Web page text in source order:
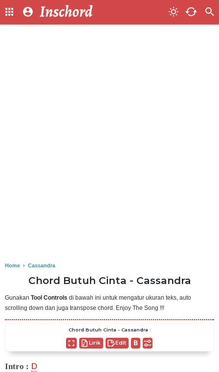
Home › Cassandra
Chord Butuh Cinta - Cassandra
Gunakan Tool Controls di bawah ini untuk mengatur ukuran teks, auto
scrolling down dan juga transpose chord. Enjoy The Song !!!
Chord Butuh Cinta - Cassandra :
Lirik Edit
Intro : D